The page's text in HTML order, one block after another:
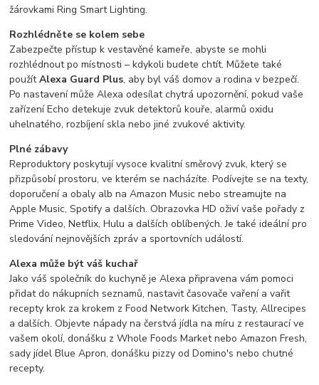
žárovkami Ring Smart Lighting.
Rozhlédněte se kolem sebe
Zabezpečte přístup k vestavěné kameře, abyste se mohli
rozhlédnout po místnosti – kdykoli budete chtít. Můžete také
použítAlexa Guard Plus, aby byl váš domov a rodina v bezpečí.
Po nastavení může Alexa odesílat chytrá upozornění, pokud vaše
zařízení Echo detekuje zvuk detektorů kouře, alarmů oxidu
uhelnatého, rozbíjení skla nebo jiné zvukové aktivity.
Plné zábavy
Reproduktory poskytují vysoce kvalitní směrový zvuk, který se
přizpůsobí prostoru, ve kterém se nacházíte. Podívejte se na texty,
doporučení a obaly alb na Amazon Music nebo streamujte na
Apple Music, Spotify a dalších. Obrazovka HD oživí vaše pořady z
Prime Video, Netflix, Hulu a dalších oblíbených. Je také ideální pro
sledování nejnovějších zpráv a sportovních událostí.
Alexa může být váš kuchař
Jako váš společník do kuchyně je Alexa připravena vám pomoci
přidat do nákupních seznamů, nastavit časovače vaření a vařit
recepty krok za krokem z Food Network Kitchen, Tasty, Allrecipes
a dalších. Objevte nápady na čerstvá jídla na míru z restaurací ve
vašem okolí, donášku z Whole Foods Market nebo Amazon Fresh,
sady jídel Blue Apron, donášku pizzy od Domino's nebo chutné
recepty.